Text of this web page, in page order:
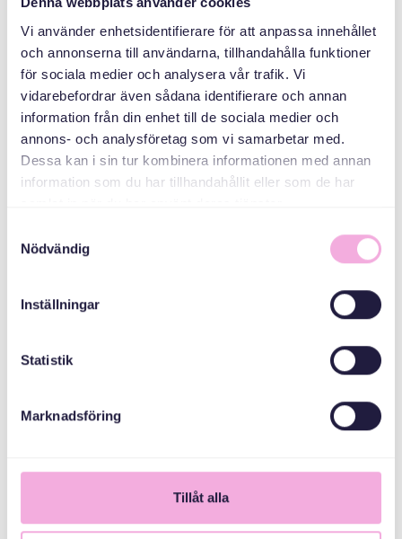
Vi använder enhetsidentifierare för att anpassa innehållet
och annonserna till användarna, tillhandahålla funktioner
för sociala medier och analysera vår trafik. Vi
vidarebefordrar även sådana identifierare och annan
information från din enhet till de sociala medier och
annons- och analysföretag som vi samarbetar med.
Dessa kan i sin tur kombinera informationen med annan
information som du har tillhandahållit eller som de har
Nödvändig
Inställningar
Statistik
Marknadsföring
Tillåt alla
ارسال کنید